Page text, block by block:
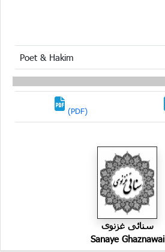
Poet & Hakim
(PDF)
سنائی غزنوی
Sanaye Ghaznawai